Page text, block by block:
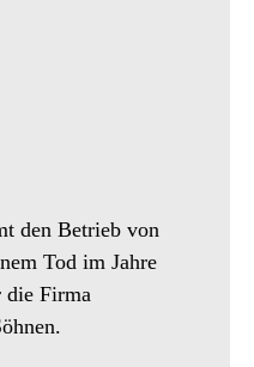
den Betrieb von
Tod im Jahre
die Firma